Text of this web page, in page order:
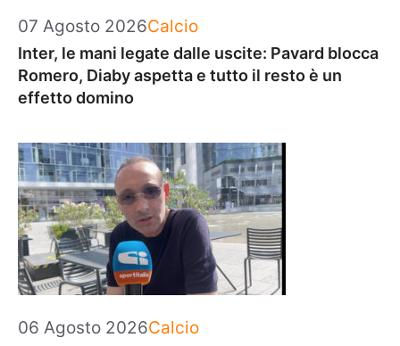
07 Agosto 2026Categorie
Calcio
Inter, le mani legate dalle uscite: Pavard blocca
Romero, Diaby aspetta e tutto il resto è un
effetto domino
06 Agosto 2026Categorie
Calcio